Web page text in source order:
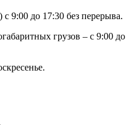
9:00 до 17:30 без перерыва.
грузов – с 9:00 до